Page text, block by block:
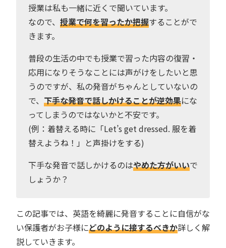
授業は私も一緒に近くで聞いています。
なので、 授業で何を習ったか把握することがで
きます。
普段の生活の中でも授業で習った内容の復習・
応用になりそうなことには声がけをしたいと思
うのですが、私の発音がちゃんとしていないの
で、 下手な発音で話しかけることが逆効果にな
ってしまうのではないかと不安です。
(例：着替える時に「Let’s get dressed. 服を着
替えようね！」と声掛けをする)
下手な発音で話しかけるのはやめた方がいいで
しょうか？
この記事では、英語を綺麗に発音することに自信がな
い保護者がお子様にどのように接するべきか詳しく解
説していきます。